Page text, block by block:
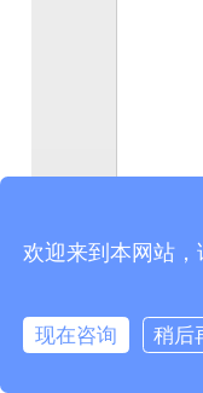
欢迎来到本网站，
现在咨询
稍后
在线咨询